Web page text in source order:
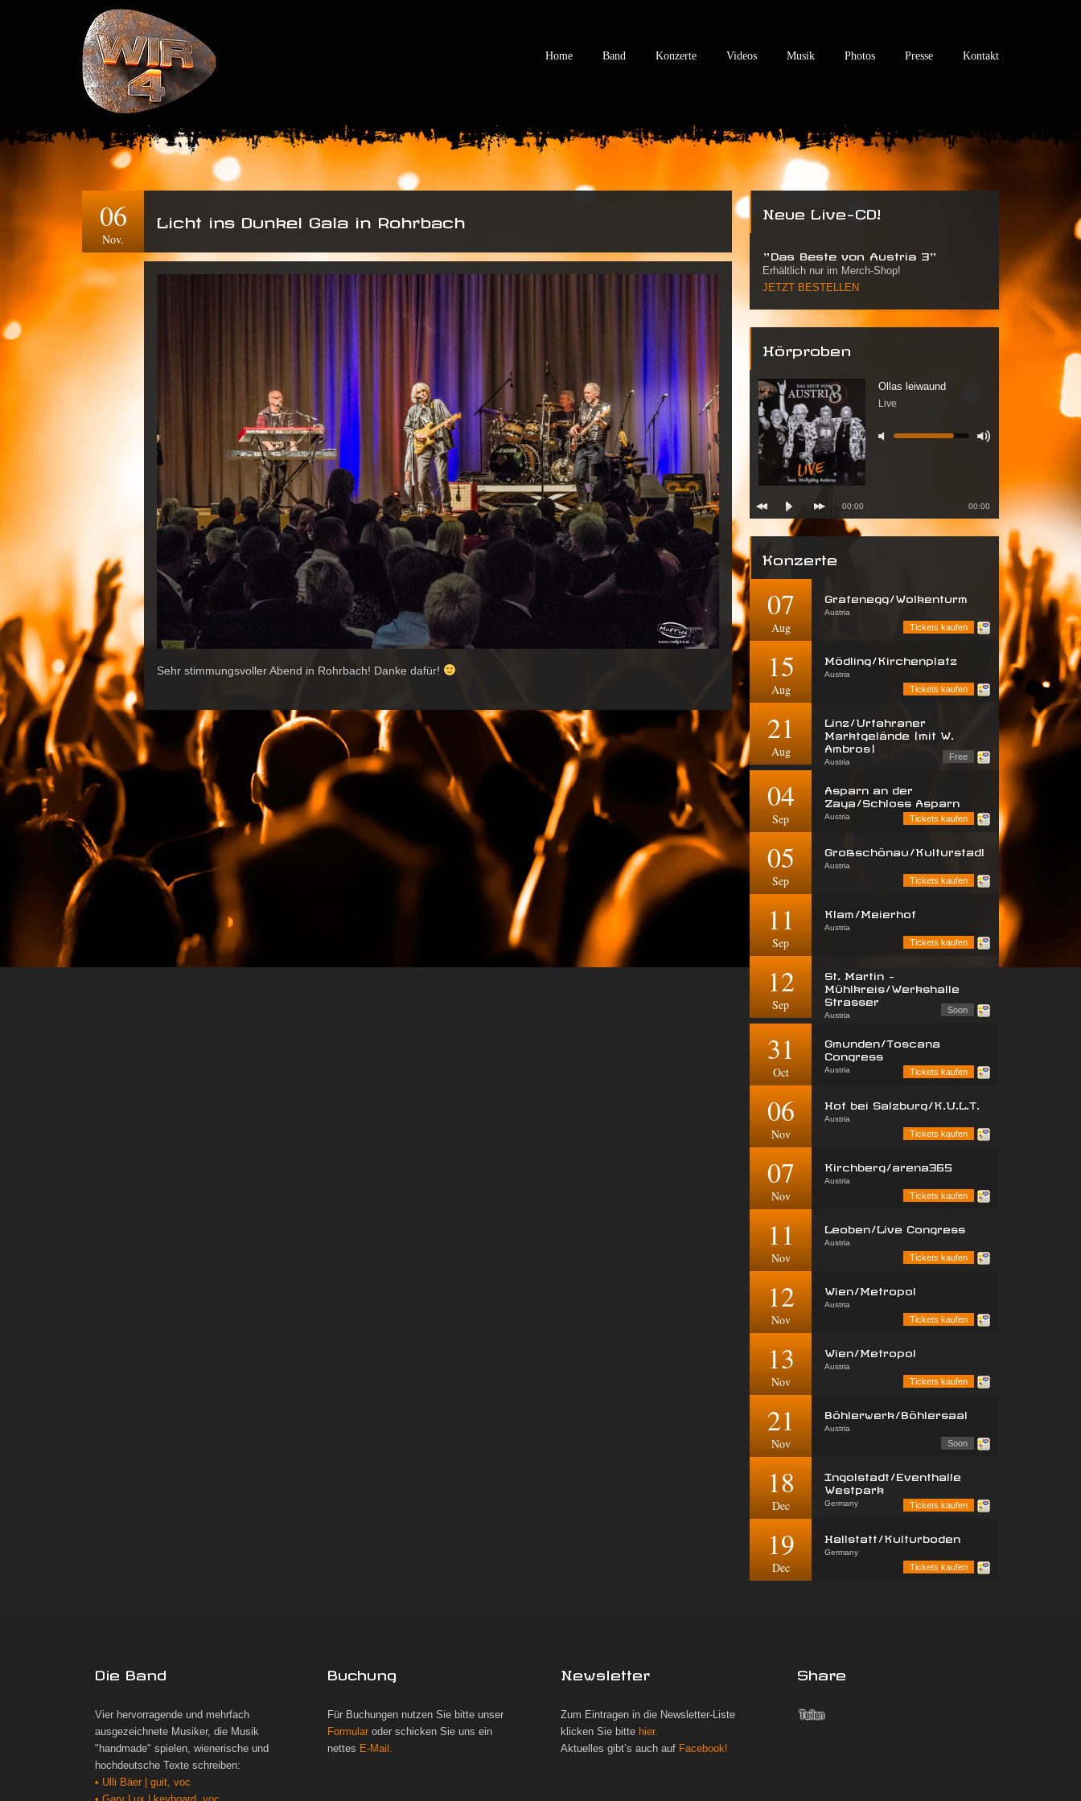
Home Band Konzerte Videos Musik Photos Presse Kontakt
06
Nov.
Licht ins Dunkel Gala in Rohrbach
Sehr stimmungsvoller Abend in Rohrbach! Danke dafür!
Neue Live-CD!
"Das Beste von Austria 3"
Erhältlich nur im Merch-Shop!
JETZT BESTELLEN
Hörproben
Ollas leiwaund
Live
00:00 00:00
Konzerte
07
Aug
Grafenegg/Wolkenturm
Austria
Tickets kaufen
15
Aug
Mödling/Kirchenplatz
Austria
Tickets kaufen
21
Aug
Linz/Urfahraner
Marktgelände (mit W.
Ambros)
Austria
Free
04
Sep
Asparn an der
Zaya/Schloss Asparn
Austria
Tickets kaufen
05
Sep
Großschönau/Kulturstadl
Austria
Tickets kaufen
11
Sep
Klam/Meierhof
Austria
Tickets kaufen
12
Sep
St. Martin -
Mühlkreis/Werkshalle
Strasser
Austria
Soon
31
Oct
Gmunden/Toscana
Congress
Austria
Tickets kaufen
06
Nov
Hof bei Salzburg/K.U.L.T.
Austria
Tickets kaufen
07
Nov
Kirchberg/arena365
Austria
Tickets kaufen
11
Nov
Leoben/Live Congress
Austria
Tickets kaufen
12
Nov
Wien/Metropol
Austria
Tickets kaufen
13
Nov
Wien/Metropol
Austria
Tickets kaufen
21
Nov
Böhlerwerk/Böhlersaal
Austria
Soon
18
Dec
Ingolstadt/Eventhalle
Westpark
Germany
Tickets kaufen
19
Dec
Hallstatt/Kulturboden
Germany
Tickets kaufen
Die Band
Vier hervorragende und mehrfach
ausgezeichnete Musiker, die Musik
"handmade" spielen, wienerische und
hochdeutsche Texte schreiben:
• Ulli Bäer | guit, voc
Buchung
Für Buchungen nutzen Sie bitte unser
Formular oder schicken Sie uns ein
nettes E-Mail.
Newsletter
Zum Eintragen in die Newsletter-Liste
klicken Sie bitte hier.
Aktuelles gibt’s auch auf Facebook!
Share